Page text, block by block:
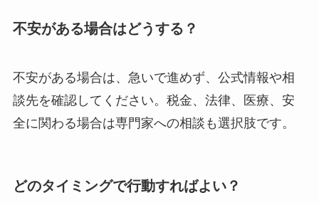
不安がある場合はどうする？
不安がある場合は、急いで進めず、公式情報や相
談先を確認してください。税金、法律、医療、安
全に関わる場合は専門家への相談も選択肢です。
どのタイミングで行動すればよい？